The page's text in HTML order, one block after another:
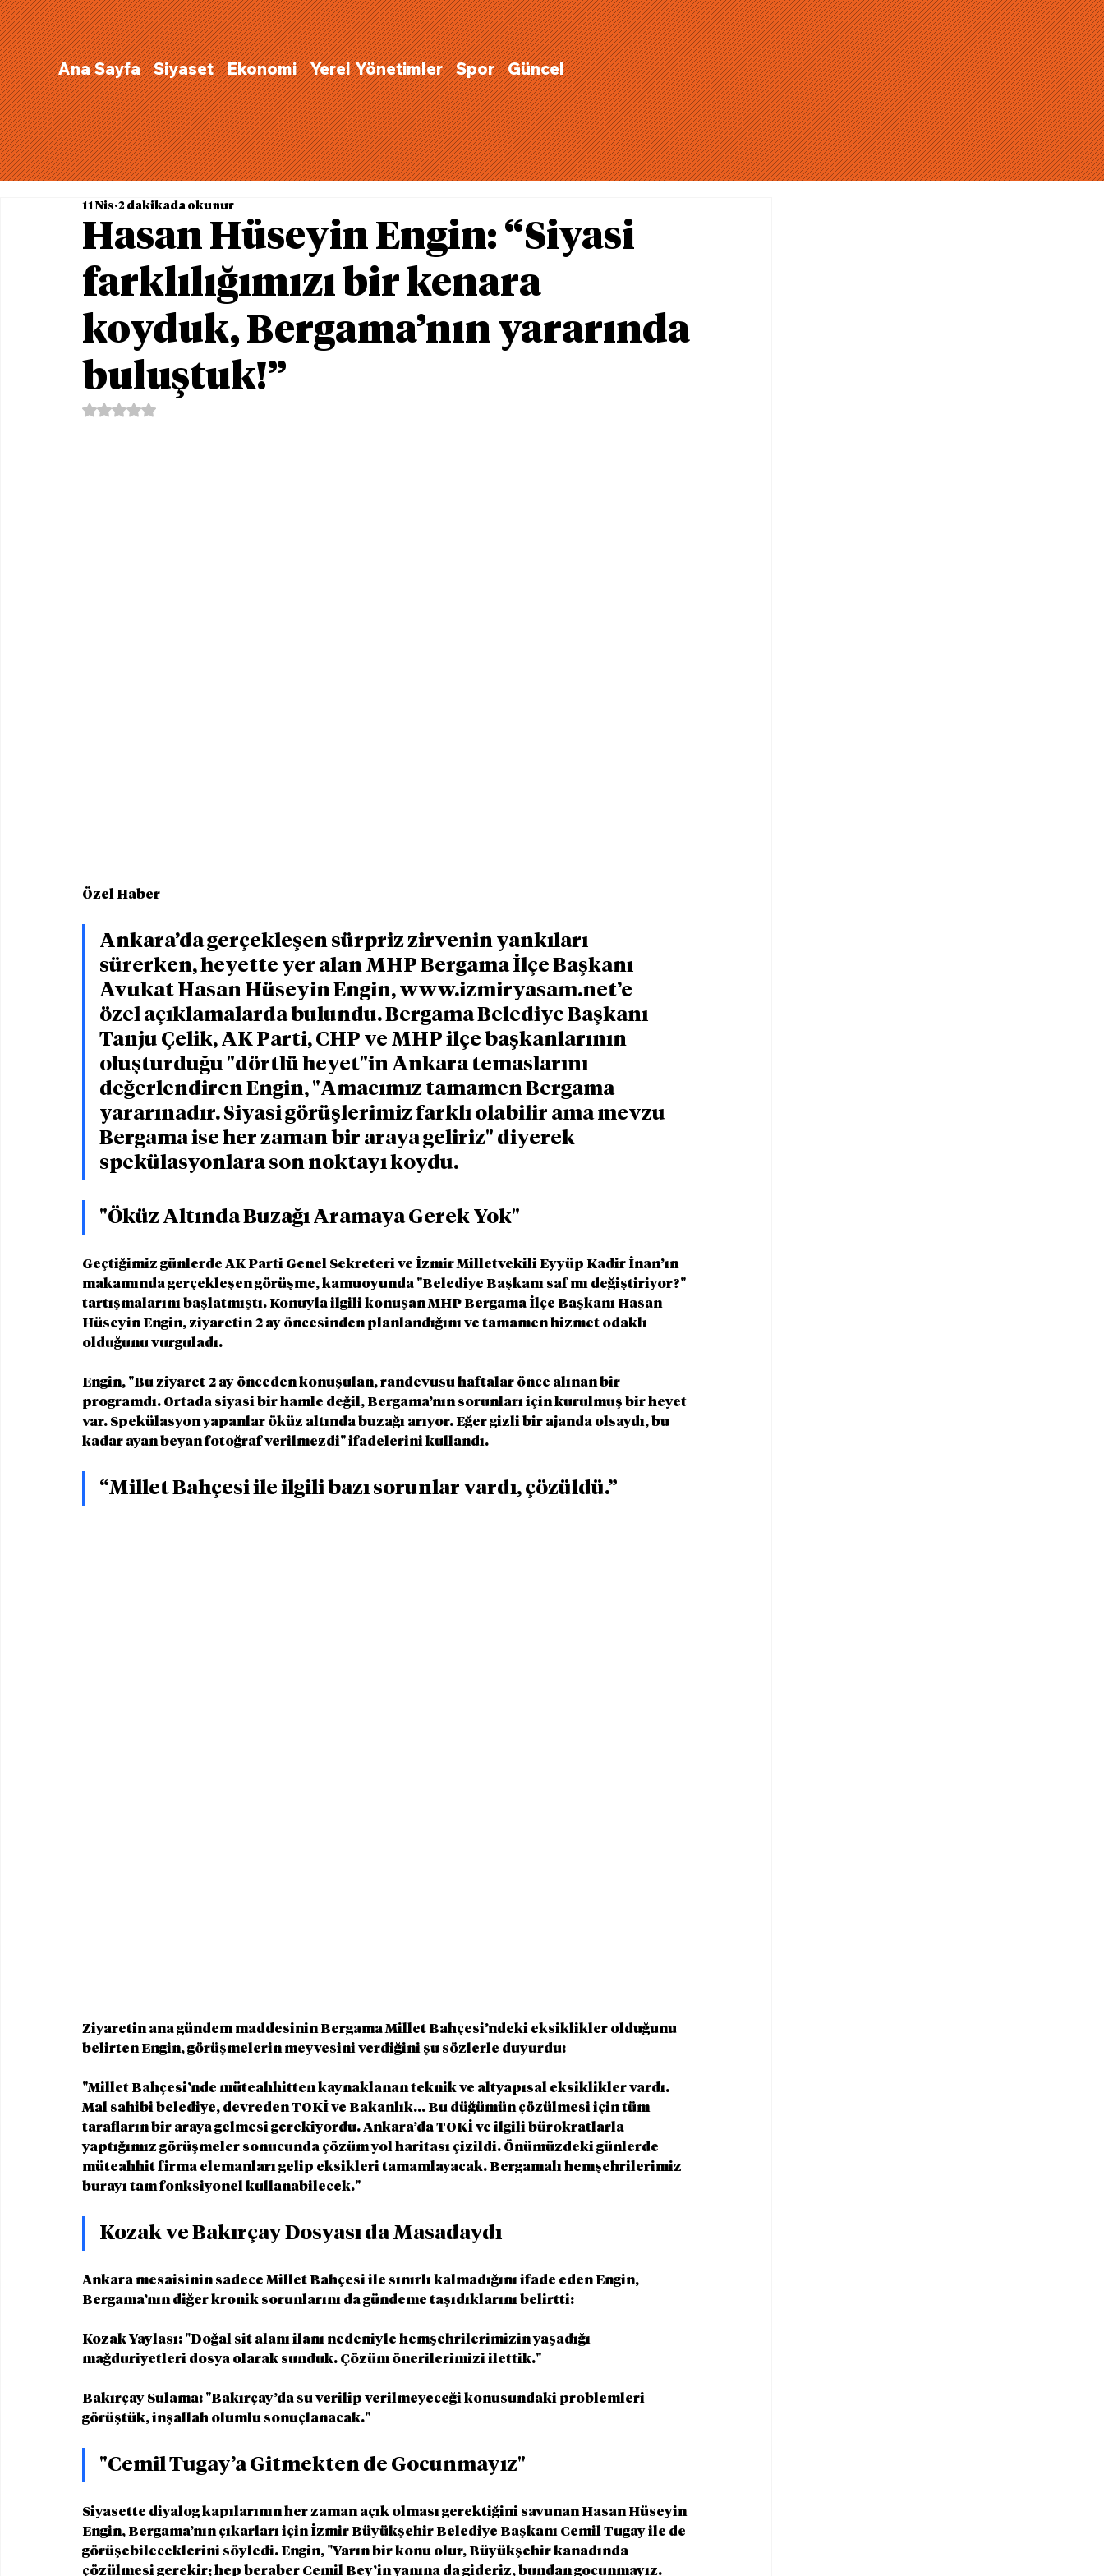
Ana Sayfa Siyaset Ekonomi Yerel Yönetimler Spor Güncel
Hasan Hüseyin Engin: “Siyasi
farklılığımızı bir kenara
koyduk, Bergama’nın yararında
buluştuk!”
11 Nis 2 dakikada okunur
5 üzerinden NaN yıldız
Özel Haber
Ankara’da gerçekleşen sürpriz zirvenin yankıları
sürerken, heyette yer alan MHP Bergama İlçe Başkanı
Avukat Hasan Hüseyin Engin, www.izmiryasam.net’e
özel açıklamalarda bulundu. Bergama Belediye Başkanı
Tanju Çelik, AK Parti, CHP ve MHP ilçe başkanlarının
oluşturduğu "dörtlü heyet"in Ankara temaslarını
değerlendiren Engin, "Amacımız tamamen Bergama
yararınadır. Siyasi görüşlerimiz farklı olabilir ama mevzu
Bergama ise her zaman bir araya geliriz" diyerek
spekülasyonlara son noktayı koydu.
"Öküz Altında Buzağı Aramaya Gerek Yok"
Geçtiğimiz günlerde AK Parti Genel Sekreteri ve İzmir Milletvekili Eyyüp Kadir İnan’ın
makamında gerçekleşen görüşme, kamuoyunda "Belediye Başkanı saf mı değiştiriyor?"
tartışmalarını başlatmıştı. Konuyla ilgili konuşan MHP Bergama İlçe Başkanı Hasan
Hüseyin Engin, ziyaretin 2 ay öncesinden planlandığını ve tamamen hizmet odaklı
olduğunu vurguladı.
Engin, "Bu ziyaret 2 ay önceden konuşulan, randevusu haftalar önce alınan bir
programdı. Ortada siyasi bir hamle değil, Bergama’nın sorunları için kurulmuş bir heyet
var. Spekülasyon yapanlar öküz altında buzağı arıyor. Eğer gizli bir ajanda olsaydı, bu
kadar ayan beyan fotoğraf verilmezdi" ifadelerini kullandı.
“Millet Bahçesi ile ilgili bazı sorunlar vardı, çözüldü.”
Ziyaretin ana gündem maddesinin Bergama Millet Bahçesi’ndeki eksiklikler olduğunu
belirten Engin, görüşmelerin meyvesini verdiğini şu sözlerle duyurdu:
"Millet Bahçesi’nde müteahhitten kaynaklanan teknik ve altyapısal eksiklikler vardı.
Mal sahibi belediye, devreden TOKİ ve Bakanlık... Bu düğümün çözülmesi için tüm
tarafların bir araya gelmesi gerekiyordu. Ankara’da TOKİ ve ilgili bürokratlarla
yaptığımız görüşmeler sonucunda çözüm yol haritası çizildi. Önümüzdeki günlerde
müteahhit firma elemanları gelip eksikleri tamamlayacak. Bergamalı hemşehrilerimiz
burayı tam fonksiyonel kullanabilecek."
Kozak ve Bakırçay Dosyası da Masadaydı
Ankara mesaisinin sadece Millet Bahçesi ile sınırlı kalmadığını ifade eden Engin,
Bergama’nın diğer kronik sorunlarını da gündeme taşıdıklarını belirtti:
Kozak Yaylası: "Doğal sit alanı ilanı nedeniyle hemşehrilerimizin yaşadığı
mağduriyetleri dosya olarak sunduk. Çözüm önerilerimizi ilettik."
Bakırçay Sulama: "Bakırçay’da su verilip verilmeyeceği konusundaki problemleri
görüştük, inşallah olumlu sonuçlanacak."
"Cemil Tugay’a Gitmekten de Gocunmayız"
Siyasette diyalog kapılarının her zaman açık olması gerektiğini savunan Hasan Hüseyin
Engin, Bergama’nın çıkarları için İzmir Büyükşehir Belediye Başkanı Cemil Tugay ile de
görüşebileceklerini söyledi. Engin, "Yarın bir konu olur, Büyükşehir kanadında
çözülmesi gerekir; hep beraber Cemil Bey’in yanına da gideriz, bundan gocunmayız.